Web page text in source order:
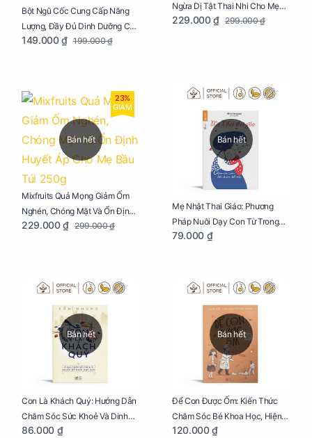
Bột Ngũ Cốc Cung Cấp Năng
Lượng, Đầy Đủ Dinh Dưỡng Cho
Mẹ Bầu Túi 250g
149.000 ₫ 199.000 ₫
Ngừa Dị Tật Thai Nhi Cho Mẹ
Bầu Túi 250g
229.000 ₫ 299.000 ₫
Bán hết
23%
GIẢM
Mixfruits Quả Mọng Giảm Ốm
Nghén, Chóng Mặt Và Ổn Định
Huyết Áp Cho Mẹ Bầu Túi 250g
229.000 ₫ 299.000 ₫
Bán hết
Mẹ Nhật Thai Giáo: Phương
Pháp Nuôi Dạy Con Từ Trong
Bụng Mẹ
79.000 ₫
Bán hết
Con Là Khách Quý: Hướng Dẫn
Chăm Sóc Sức Khoẻ Và Dinh
Dưỡng Cho Bé
86.000 ₫
Bán hết
Để Con Được Ốm: Kiến Thức
Chăm Sóc Bé Khoa Học, Hiện
Đại
120.000 ₫